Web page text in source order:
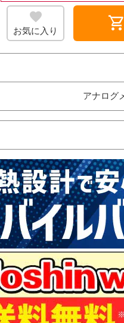
お気に入り shopping_cart
アナログ